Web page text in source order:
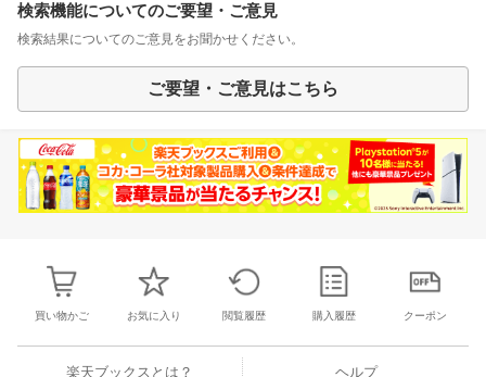
検索機能についてのご要望・ご意見
検索結果についてのご意見をお聞かせください。
ご要望・ご意見はこちら
買い物かご お気に入り 閲覧履歴 購入履歴 クーポン
楽天ブックスとは？ ヘルプ